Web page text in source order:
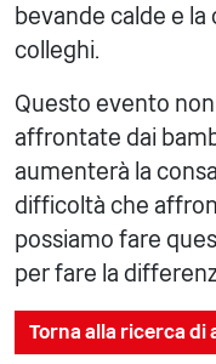
bevande calde e
colleghi.
Questo evento
affrontate dai
aumenterà la
difficoltà che
possiamo fare
per fare la
Torna alla ricerca di